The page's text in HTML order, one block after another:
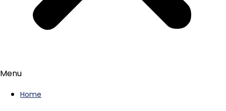
Menu
Home